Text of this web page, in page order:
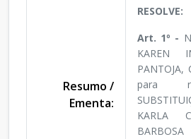
Resumo /
Ementa:
RESOLVE:
Art. 1º -
KAREN
PANTOJA,
para
KARLA